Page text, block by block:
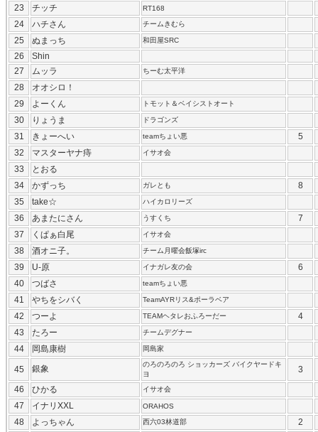
23 チッチ RT168
24 ハチさん チームきむら
25 ぬまっち 和田屋SRC
26
Shin
27
ムッラ ちーむ太平洋
28
オオシロ！
29
よーくん トモット＆ベイシストオート
30 りょうま ドラゴンズ
31 きょーへい teamちょい悪
5
32
マスターヤナ痔 イサオ会
33
とおる
34
かずっち ガレとも
8
35
take☆ ハイカロリーズ
36 あまたにさん うすくち
7
37
くぱぁ白尾 イサオ会
38 酒オニ子。 チーム月曜会飯塚irc
39 U-原 イナガレ友の会
6
40
つばさ teamちょい悪
41 やちをシバく TeamAYRリス&ポーラベア
42 つーよ TEAMヘタレおふろーだー
4
43
たろー チームデグナー
44 岡島康樹 岡島家
45 銀象
のろのろのろ ショッカーズ バイクヤードキ
ヨ
3
46
ひかる イサオ会
47 イナリXXL ORAHOS
48 よっちゃん 西六03林道部 2